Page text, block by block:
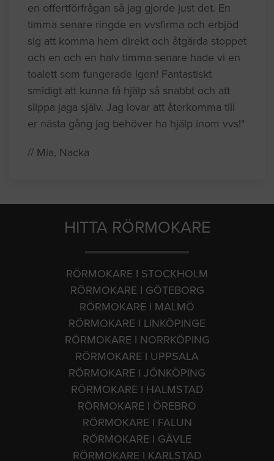
en offertförfrågan så jag gjorde just det. En
timma senare ringde en vvsfirma och erbjöd
sig att komma hem direkt och åtgärda stoppet
och en och en halv timma senare hade vi en
toalett som fungerade igen! Fantastiskt
smidigt att kunna få hjälp så snabbt och att
slippa jaga själv. Jag lovar att återkomma till
er nästa gång jag behöver ha hjälp inom vvs!"
// Mia, Nacka
HITTA RÖRMOKARE
RÖRMOKARE I STOCKHOLM
RÖRMOKARE I GÖTEBORG
RÖRMOKARE I MALMÖ
RÖRMOKARE I LINKÖPINGE
RÖRMOKARE I NORRKÖPING
RÖRMOKARE I UPPSALA
RÖRMOKARE I JÖNKÖPING
RÖRMOKARE I HALMSTAD
RÖRMOKARE I ÖREBRO
RÖRMOKARE I FALUN
RÖRMOKARE I GÄVLE
RÖRMOKARE I KARLSTAD